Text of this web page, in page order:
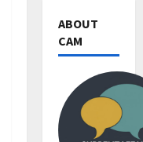
ABOUT
CAM